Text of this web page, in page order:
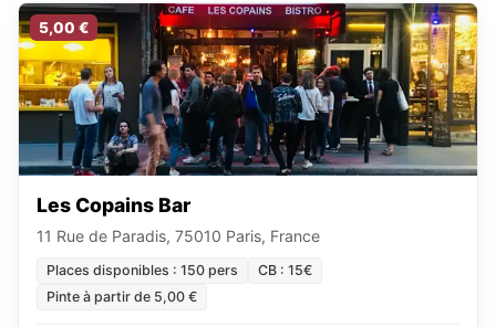
5,00 €
Les Copains Bar
11 Rue de Paradis, 75010 Paris, France
Places disponibles : 150 pers
CB : 15€
Pinte à partir de 5,00 €